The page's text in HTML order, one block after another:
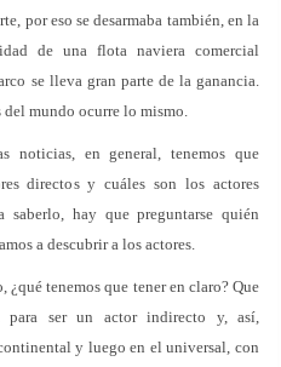
por eso se desarmaba también, en la
de una flota naviera comercial
se lleva gran parte de la ganancia.
del mundo ocurre lo mismo.
noticias, en general, tenemos que
directos y cuáles son los actores
saberlo, hay que preguntarse quién
a descubrir a los actores.
tenemos que tener en claro? Que
para ser un actor indirecto y, así,
y luego en el universal, con